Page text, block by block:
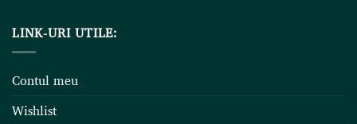
LINK-URI UTILE:
Contul meu
Wishlist